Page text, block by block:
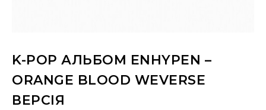
K-POP АЛЬБОМ ENHYPEN –
ORANGE BLOOD WEVERSE
ВЕРСІЯ